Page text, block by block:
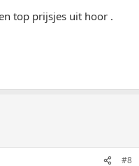
top prijsjes uit hoor .
#8